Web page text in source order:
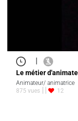
|
Le métier
Animateur/ animatrice
875 vues
12